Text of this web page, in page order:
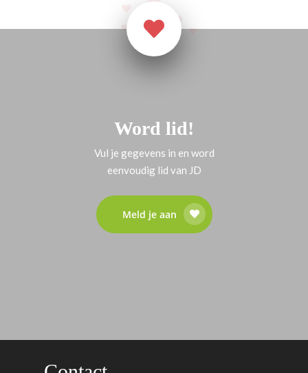
Word lid!
Vul je gegevens in en word
eenvoudig lid van JD
Meld je aan